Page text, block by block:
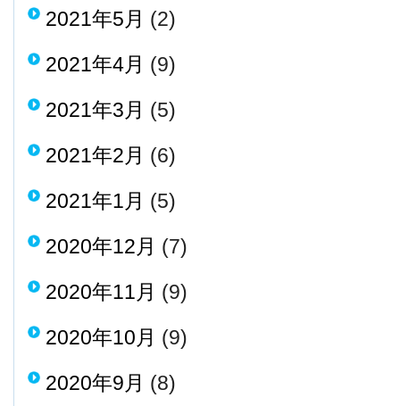
2021年5月 (2)
2021年4月 (9)
2021年3月 (5)
2021年2月 (6)
2021年1月 (5)
2020年12月 (7)
2020年11月 (9)
2020年10月 (9)
2020年9月 (8)